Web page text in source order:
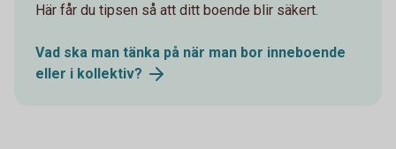
Här får du tipsen så att ditt boende blir säkert.
Vad ska man tänka på när man bor inneboende
eller i kollektiv?